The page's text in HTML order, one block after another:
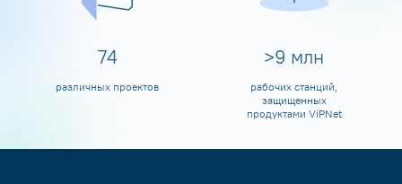
80
различных проектов
>10 млн
рабочих станций,
защищенных
продуктами ViPNet